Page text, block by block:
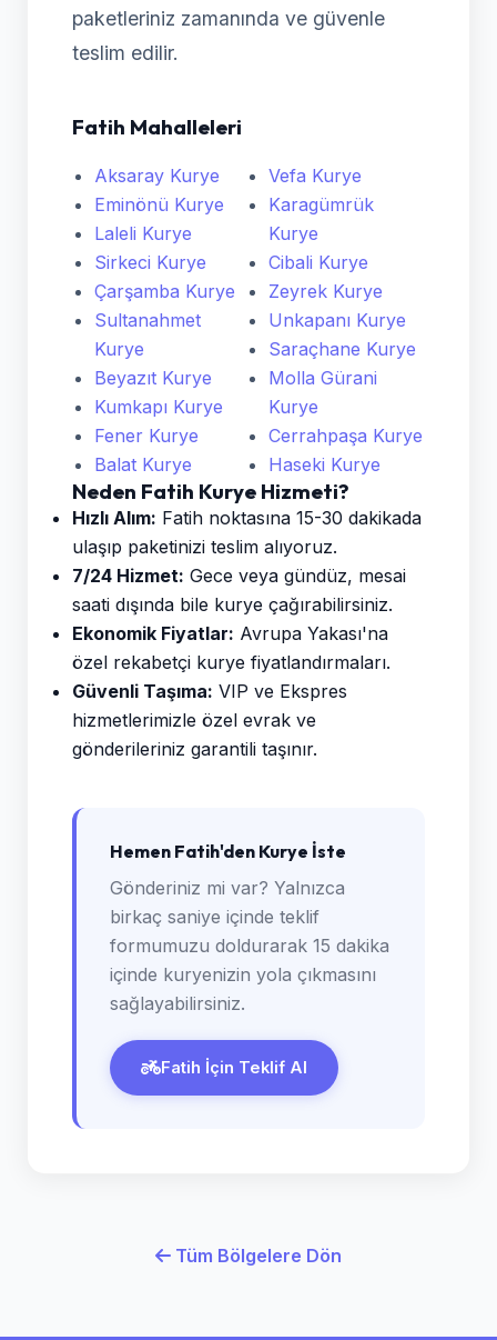
paketleriniz zamanında ve güvenle
teslim edilir.
Fatih Mahalleleri
Aksaray Kurye
Eminönü Kurye
Laleli Kurye
Sirkeci Kurye
Çarşamba Kurye
Sultanahmet
Kurye
Beyazıt Kurye
Kumkapı Kurye
Fener Kurye
Balat Kurye
Vefa Kurye
Karagümrük
Kurye
Cibali Kurye
Zeyrek Kurye
Unkapanı Kurye
Saraçhane Kurye
Molla Gürani
Kurye
Cerrahpaşa Kurye
Haseki Kurye
Neden Fatih Kurye Hizmeti?
Hızlı Alım: Fatih noktasına 15-30 dakikada
ulaşıp paketinizi teslim alıyoruz.
7/24 Hizmet: Gece veya gündüz, mesai
saati dışında bile kurye çağırabilirsiniz.
Ekonomik Fiyatlar: Avrupa Yakası'na
özel rekabetçi kurye fiyatlandırmaları.
Güvenli Taşıma: VIP ve Ekspres
hizmetlerimizle özel evrak ve
gönderileriniz garantili taşınır.
Hemen Fatih'den Kurye İste
Gönderiniz mi var? Yalnızca
birkaç saniye içinde teklif
formumuzu doldurarak 15 dakika
içinde kuryenizin yola çıkmasını
sağlayabilirsiniz.
Fatih İçin Teklif Al
Tüm Bölgelere Dön